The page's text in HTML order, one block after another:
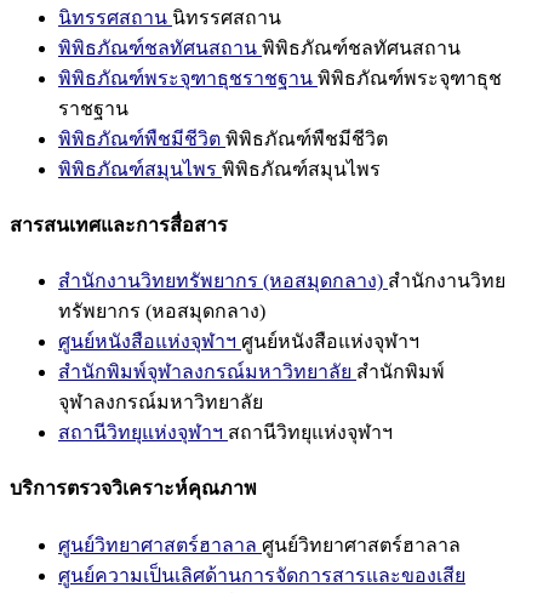
นิทรรศสถาน นิทรรศสถาน
พิพิธภัณฑ์ชลทัศนสถาน พิพิธภัณฑ์ชลทัศนสถาน
พิพิธภัณฑ์พระจุฑาธุชราชฐาน พิพิธภัณฑ์พระจุฑาธุช
ราชฐาน
พิพิธภัณฑ์พืชมีชีวิต พิพิธภัณฑ์พืชมีชีวิต
พิพิธภัณฑ์สมุนไพร พิพิธภัณฑ์สมุนไพร
สารสนเทศและการสื่อสาร
สำนักงานวิทยทรัพยากร (หอสมุดกลาง) สำนักงานวิทย
ทรัพยากร (หอสมุดกลาง)
ศูนย์หนังสือแห่งจุฬาฯ ศูนย์หนังสือแห่งจุฬาฯ
สำนักพิมพ์จุฬาลงกรณ์มหาวิทยาลัย สำนักพิมพ์
จุฬาลงกรณ์มหาวิทยาลัย
สถานีวิทยุแห่งจุฬาฯ สถานีวิทยุแห่งจุฬาฯ
บริการตรวจวิเคราะห์คุณภาพ
ศูนย์วิทยาศาสตร์ฮาลาล ศูนย์วิทยาศาสตร์ฮาลาล
ศูนย์ความเป็นเลิศด้านการจัดการสารและของเสีย